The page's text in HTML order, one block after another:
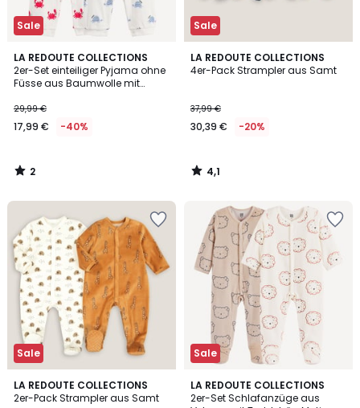
Sale
LA REDOUTE COLLECTIONS
2er-Set einteiliger Pyjama ohne
Füsse aus Baumwolle mit
Schildkrötenmotiven
29,99 €
17,99 € -40%
2
/
5
2
/
Sale
LA REDOUTE COLLECTIONS
4er-Pack Strampler aus Samt
37,99 €
30,39 € -20%
4,1
/ 5
4,1
/
Sale
LA REDOUTE COLLECTIONS
2er-Pack Strampler aus Samt
4,8
/ 5
Sale
LA REDOUTE COLLECTIONS
2er-Set Schlafanzüge aus